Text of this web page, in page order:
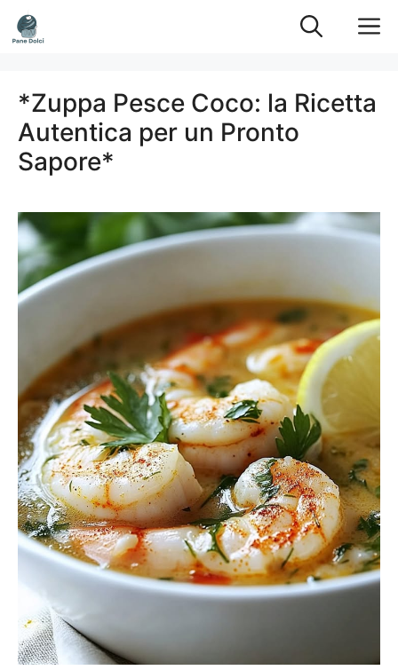
Vai
al
*Zuppa Pesce Coco: la Ricetta
Autentica per un Pronto
Sapore*